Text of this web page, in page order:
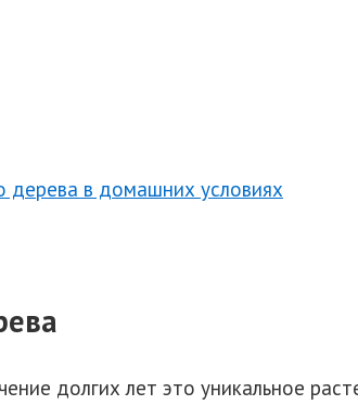
дерева в домашних условиях
долгих лет это уникальное